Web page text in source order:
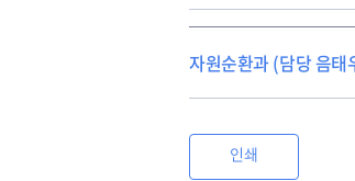
자원순환과 (담당 음태
인쇄